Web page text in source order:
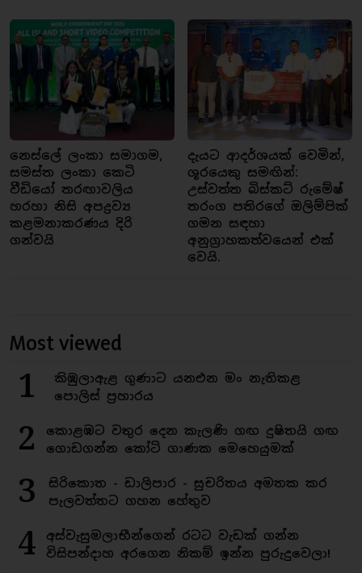
නෙස්ලේ ලංකා සමාගම,
සමස්ත ලංකා කෙටි
වීඩියෝ තරඟාවලිය
හරහා නිසි අපද්‍රව්‍ය
කළමනාකරණය දිරි
ගන්වයි
දැයට ආදර්ශයක් වෙමින්,
ශූරයෙකු සමඟින්:
උස්වත්ත බිස්කට් රුමේෂ්
තරංග පතිරගේ ඔලිම්පික්
ගමන සඳහා
අනුග්‍රාහකත්වයෙන් එක්
වෙයි.
Most viewed
1
කිඹුලාඇළ ගුණාට යනඑන මං නැතිකළ
පොලිස් ප්‍රහාරය
2
කොළඹට වතුර දෙන කැලණි ගඟ දුෂිතයි ගඟ
ගොඩගන්න කෝටි ගාණක මෙහෙයුමක්
3
සිරිකොත - ඩාලිපාර - සුචරිතය අමතක කර
පැලවත්තට ගහන හේතුව
4
අස්වැසුමලාභීන්ගෙන් රටට වැඩක් ගන්න
විසිපන්දාහ අරගෙන නිකම් ඉන්න පුරුදුවෙලා!